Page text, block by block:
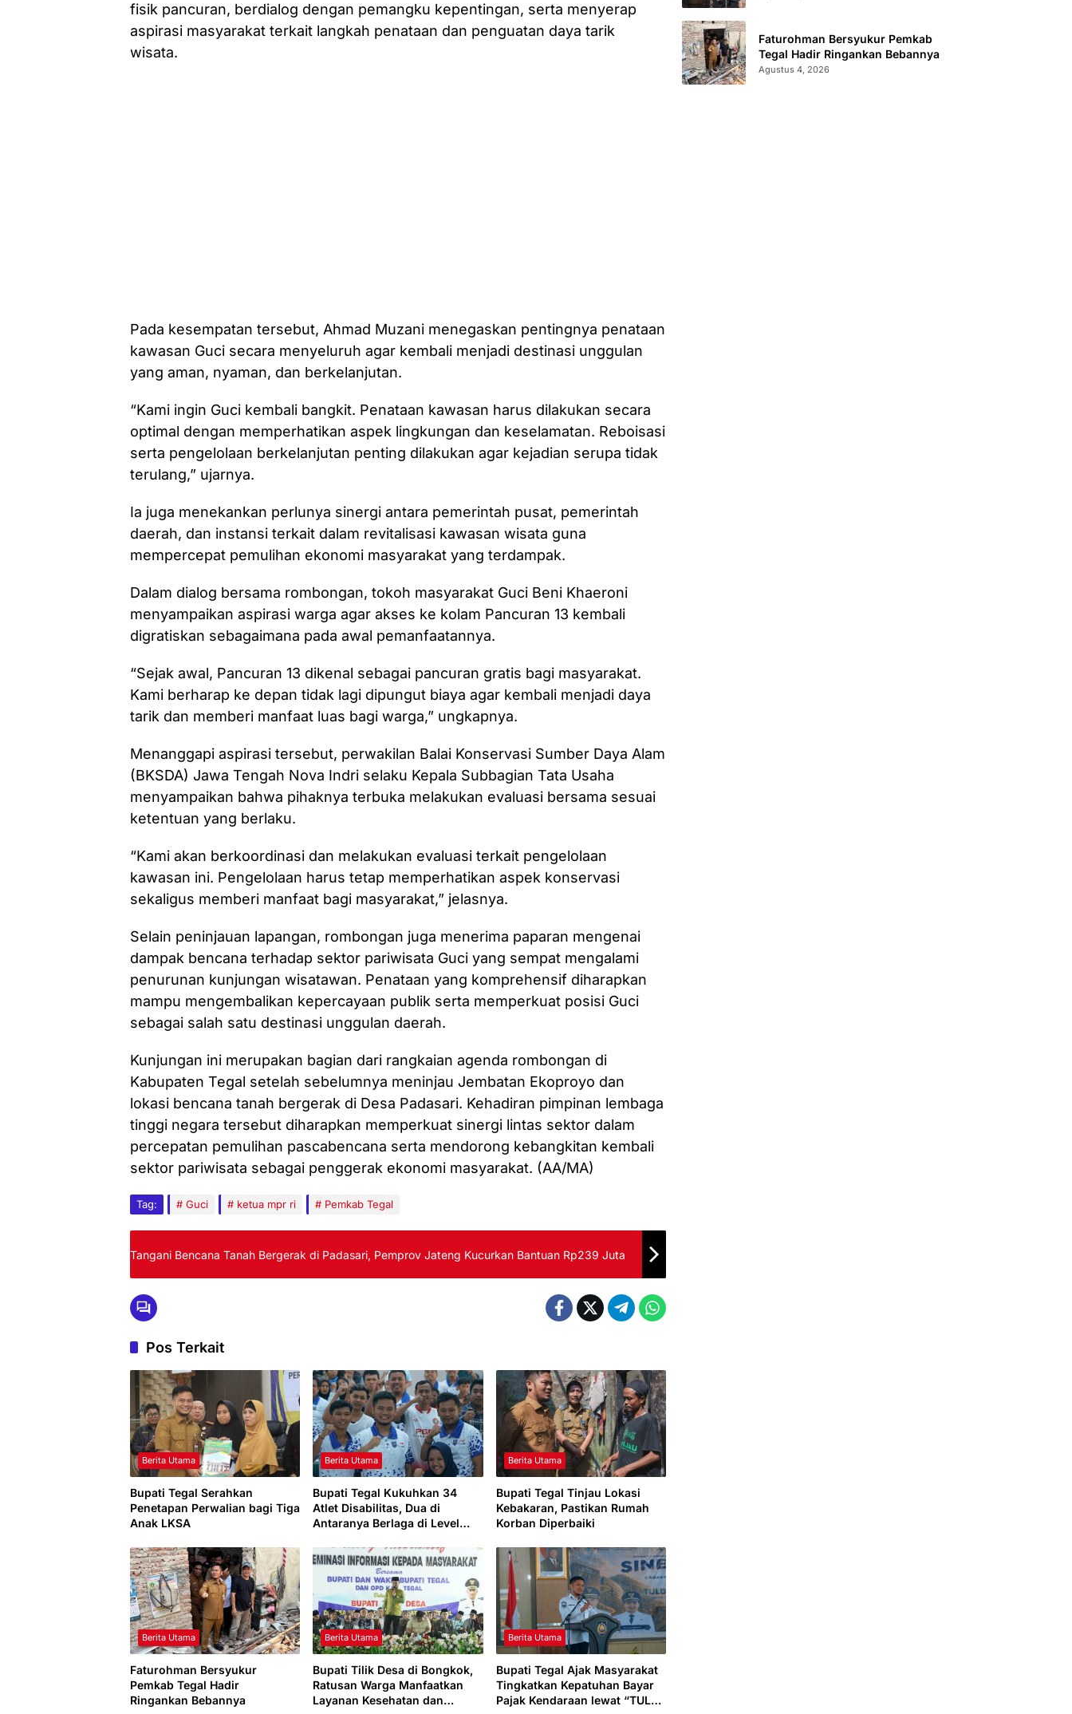
fisik pancuran, berdialog dengan pemangku kepentingan, serta menyerap
aspirasi masyarakat terkait langkah penataan dan penguatan daya tarik
wisata.
Pada kesempatan tersebut, Ahmad Muzani menegaskan pentingnya penataan
kawasan Guci secara menyeluruh agar kembali menjadi destinasi unggulan
yang aman, nyaman, dan berkelanjutan.
“Kami ingin Guci kembali bangkit. Penataan kawasan harus dilakukan secara
optimal dengan memperhatikan aspek lingkungan dan keselamatan. Reboisasi
serta pengelolaan berkelanjutan penting dilakukan agar kejadian serupa tidak
terulang,” ujarnya.
Ia juga menekankan perlunya sinergi antara pemerintah pusat, pemerintah
daerah, dan instansi terkait dalam revitalisasi kawasan wisata guna
mempercepat pemulihan ekonomi masyarakat yang terdampak.
Dalam dialog bersama rombongan, tokoh masyarakat Guci Beni Khaeroni
menyampaikan aspirasi warga agar akses ke kolam Pancuran 13 kembali
digratiskan sebagaimana pada awal pemanfaatannya.
“Sejak awal, Pancuran 13 dikenal sebagai pancuran gratis bagi masyarakat.
Kami berharap ke depan tidak lagi dipungut biaya agar kembali menjadi daya
tarik dan memberi manfaat luas bagi warga,” ungkapnya.
Menanggapi aspirasi tersebut, perwakilan Balai Konservasi Sumber Daya Alam
(BKSDA) Jawa Tengah Nova Indri selaku Kepala Subbagian Tata Usaha
menyampaikan bahwa pihaknya terbuka melakukan evaluasi bersama sesuai
ketentuan yang berlaku.
“Kami akan berkoordinasi dan melakukan evaluasi terkait pengelolaan
kawasan ini. Pengelolaan harus tetap memperhatikan aspek konservasi
sekaligus memberi manfaat bagi masyarakat,” jelasnya.
Selain peninjauan lapangan, rombongan juga menerima paparan mengenai
dampak bencana terhadap sektor pariwisata Guci yang sempat mengalami
penurunan kunjungan wisatawan. Penataan yang komprehensif diharapkan
mampu mengembalikan kepercayaan publik serta memperkuat posisi Guci
sebagai salah satu destinasi unggulan daerah.
Kunjungan ini merupakan bagian dari rangkaian agenda rombongan di
Kabupaten Tegal setelah sebelumnya meninjau Jembatan Ekoproyo dan
lokasi bencana tanah bergerak di Desa Padasari. Kehadiran pimpinan lembaga
tinggi negara tersebut diharapkan memperkuat sinergi lintas sektor dalam
percepatan pemulihan pascabencana serta mendorong kebangkitan kembali
sektor pariwisata sebagai penggerak ekonomi masyarakat. (AA/MA)
Tag: Guci ketua mpr ri Pemkab Tegal
Tangani Bencana Tanah Bergerak di Padasari, Pemprov Jateng Kucurkan Bantuan Rp239 Juta
Pos Terkait
Berita Utama
Bupati Tegal Serahkan
Penetapan Perwalian bagi Tiga
Anak LKSA
Berita Utama
Bupati Tegal Kukuhkan 34
Atlet Disabilitas, Dua di
Antaranya Berlaga di Level
Berita Utama
Bupati Tegal Tinjau Lokasi
Kebakaran, Pastikan Rumah
Korban Diperbaiki
Berita Utama
Faturohman Bersyukur
Pemkab Tegal Hadir
Ringankan Bebannya
Berita Utama
Bupati Tilik Desa di Bongkok,
Ratusan Warga Manfaatkan
Layanan Kesehatan dan
Berita Utama
Bupati Tegal Ajak Masyarakat
Tingkatkan Kepatuhan Bayar
Pajak Kendaraan lewat “TULUS
Faturohman Bersyukur Pemkab
Tegal Hadir Ringankan Bebannya
Agustus 4, 2026